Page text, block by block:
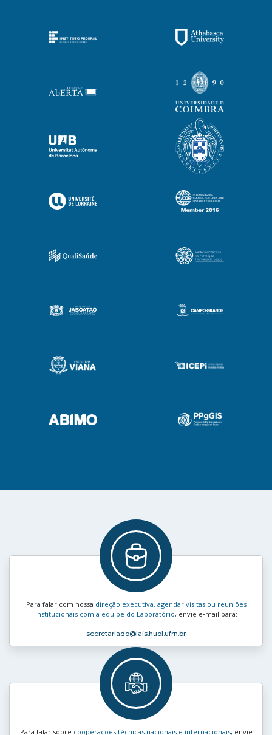
Para falar com nossa direção executiva, agendar visitas ou reuniões
institucionais com a equipe do Laboratório, envie e‑mail para:
secretariado@lais.huol.ufrn.br
Para falar sobre cooperações técnicas nacionais e internacionais, envie